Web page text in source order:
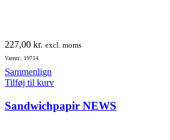
227,00 kr. excl. moms
Varenr.: 19714
Sammenlign
Tilføj til kurv
Sandwichpapir NEWS